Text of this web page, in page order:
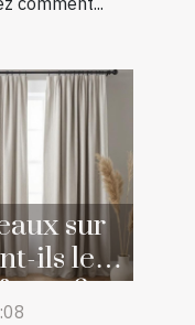
sur
ils le
?